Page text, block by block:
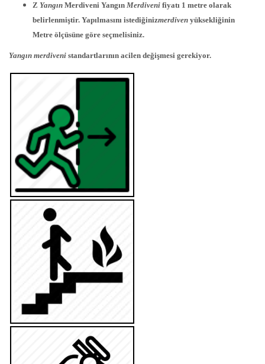
Z Yangın Merdiveni Yangın Merdiveni fiyatı 1 metre olarak
belirlenmiştir. Yapılmasını istediğinizmerdiven yüksekliğinin
Metre ölçüsüne göre seçmelisiniz.
Yangın merdiveni standartlarının acilen değişmesi gerekiyor.